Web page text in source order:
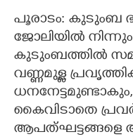
പൂരാടം: കുടുംബ
ജോലിയിൽ
കുടുംബത്തിൽ
വണ്ണമുള്ള
കൈവിടാതെ
ആപത്ഘട്ടങ്ങളെ